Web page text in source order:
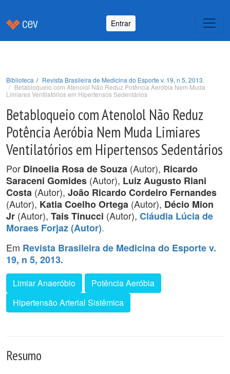
Entrar
Biblioteca
Revista Brasileira de Medicina do Esporte v. 19, n 5, 2013.
Betabloqueio com Atenolol Não Reduz Potência Aeróbia Nem Muda
Limiares Ventilatórios em Hipertensos Sedentários
Betabloqueio com Atenolol Não Reduz
Potência Aeróbia Nem Muda Limiares
Ventilatórios em Hipertensos Sedentários
Por Dinoelia Rosa de Souza (Autor), Ricardo
Saraceni Gomides (Autor), Luiz Augusto Riani
Costa (Autor), João Ricardo Cordeiro Fernandes
(Autor), Katia Coelho Ortega (Autor), Décio Mion
Jr (Autor), Tais Tinucci (Autor), Cláudia Lúcia de
Moraes Forjaz (Autor).
Em Revista Brasileira de Medicina do Esporte v.
19, n 5, 2013.
Limiar Anaeróbio
Potência Aeróbia
Hipertensão Arterial Sistêmica
Resumo